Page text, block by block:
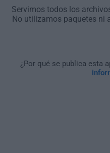
Servimos todos los
No utilizamos paquetes ni
¿Por qué se publica esta